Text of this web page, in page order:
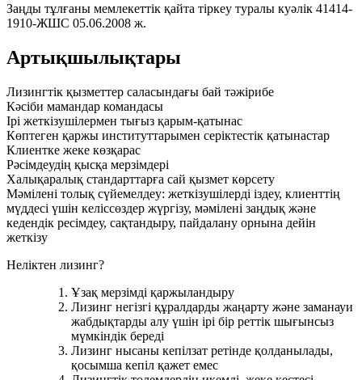
Заңды тұлғаны мемлекеттік қайта тіркеу туралы куәлік 41414-
1910-ЖШС 05.06.2008 ж.
Артықшылықтары
Лизингтік қызметтер саласындағы бай тәжірибе
Кәсіби мамандар командасы
Ірі жеткізушілермен тығыз қарым-қатынас
Көптеген қаржы институттарымен серіктестік қатынастар
Клиентке жеке көзқарас
Рәсімдеудің қысқа мерзімдері
Халықаралық стандарттарға сай қызмет көрсету
Мәмілені толық сүйемелдеу: жеткізушілерді іздеу, клиенттің
мүддесі үшін келіссөздер жүргізу, мәмілені заңдық және
кедендік ресімдеу, сақтандыру, пайдалану орнына дейін
жеткізу
Неліктен лизинг?
Ұзақ мерзімді қаржыландыру
Лизинг негізгі құралдарды жаңарту және заманауи
жабдықтарды алу үшін ірі бір реттік шығынсыз
мүмкіндік береді
Лизинг нысаны кепілзат ретінде қолданылады,
қосымша кепіл қажет емес